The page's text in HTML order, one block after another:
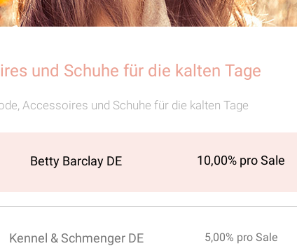
und Schuhe für die kalten Tage
Accessoires und Schuhe für die kalten Tage
Betty Barclay DE 10,00% pro Sale
Kennel & Schmenger DE 5,00% pro Sale